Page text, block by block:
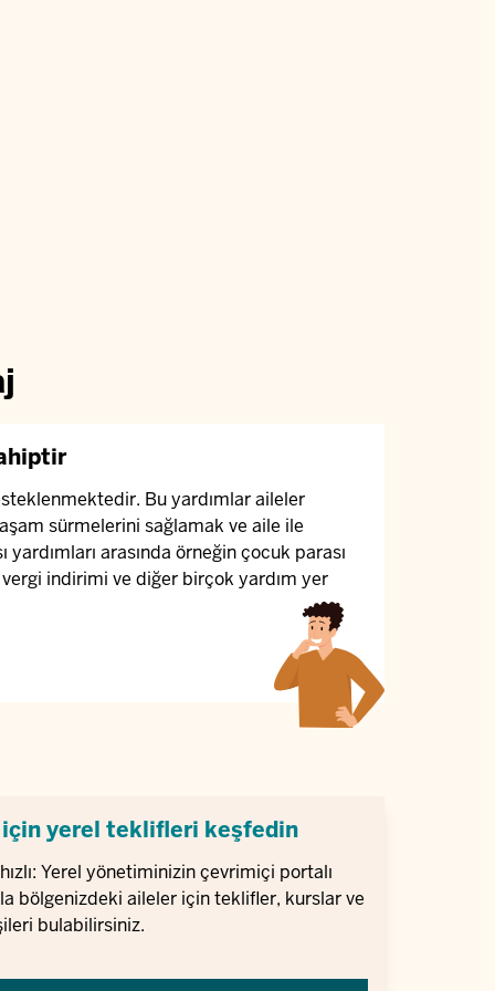
Bu yardımlar aileler
sürmelerini sağlamak ve aile ile
arasında örneğin çocuk parası
indirimi ve diğer birçok yardım yer
yerel teklifleri keşfedin
Yerel yönetiminizin çevrimiçi portalı
bölgenizdeki aileler için teklifler, kurslar ve
bulabilirsiniz.